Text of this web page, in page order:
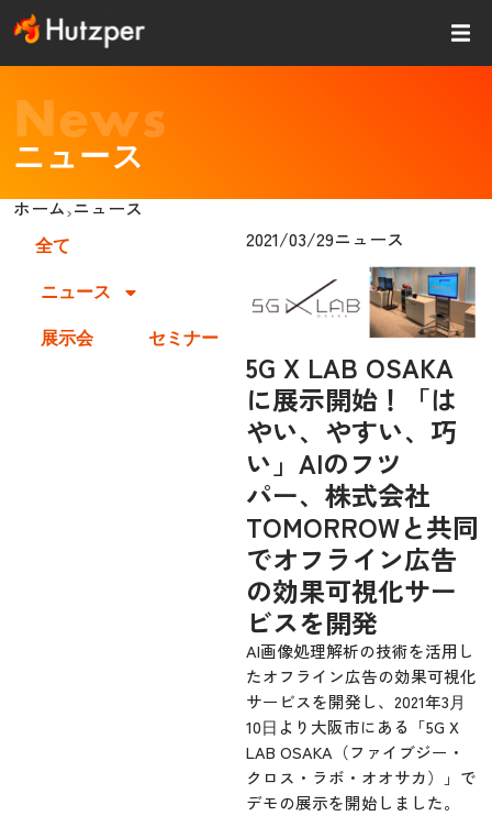
容
を
キッNews
ニュース
ホーム›ニュース
全て
ニュース
展示会 セミナー
2021/03/29ニュース
5G X LAB OSAKA
に展示開始！「は
やい、やすい、巧
い」AIのフツ
パー、株式会社
TOMORROWと共同
でオフライン広告
の効果可視化サー
ビスを開発
AI画像処理解析の技術を活用し
たオフライン広告の効果可視化
サービスを開発し、2021年3⽉
10⽇より大阪市にある「5G X
LAB OSAKA（ファイブジー・
クロス・ラボ・オオサカ）」で
デモの展示を開始しました。